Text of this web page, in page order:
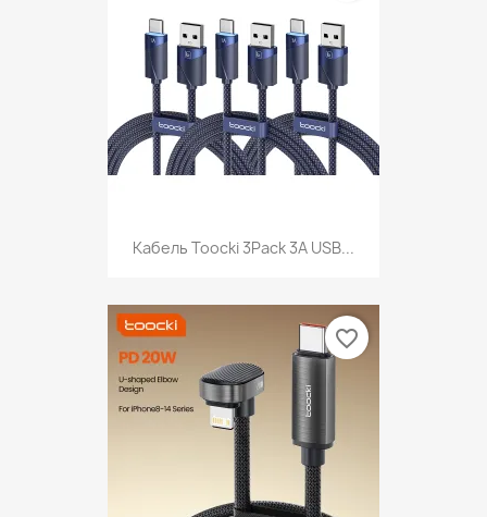
Кабель Toocki 3Pack 3A USB...
favorite_border